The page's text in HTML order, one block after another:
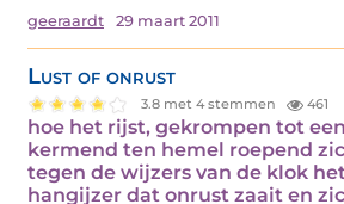
geeraardt 29 maart 2011
Lust of onrust
3.8 met 4 stemmen 461
hoe het rijst, gekrompen tot
kermend ten hemel roepend
tegen de wijzers van de klok
hangijzer dat onrust zaait en